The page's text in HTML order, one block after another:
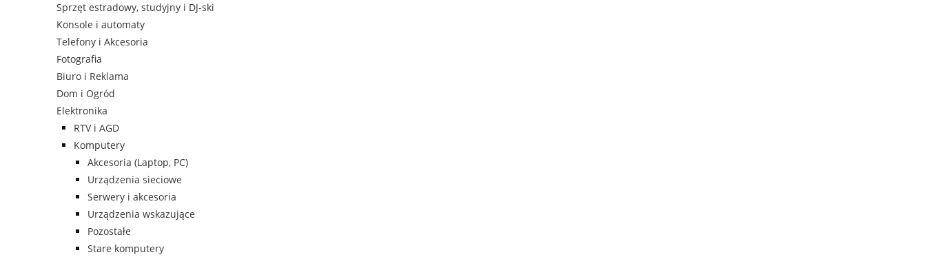
Sprzęt estradowy, studyjny i DJ-ski
Konsole i automaty
Telefony i Akcesoria
Fotografia
Biuro i Reklama
Dom i Ogród
Elektronika
RTV i AGD
Komputery
Akcesoria (Laptop, PC)
Urządzenia sieciowe
Serwery i akcesoria
Urządzenia wskazujące
Pozostałe
Stare komputery